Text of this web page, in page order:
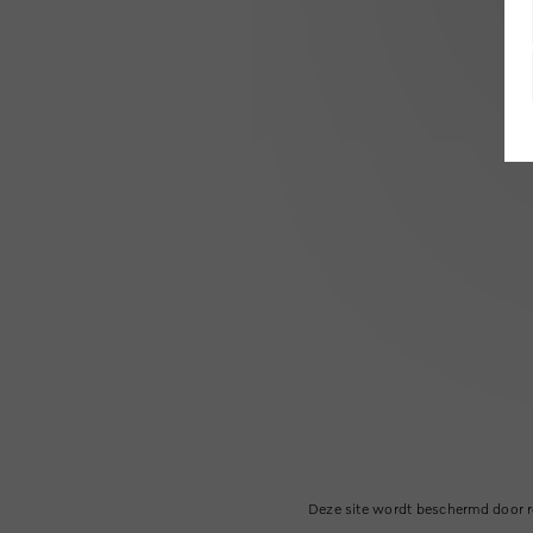
Deze site wordt beschermd door